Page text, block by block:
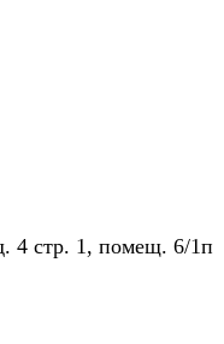
4 стр. 1, помещ. 6/1п